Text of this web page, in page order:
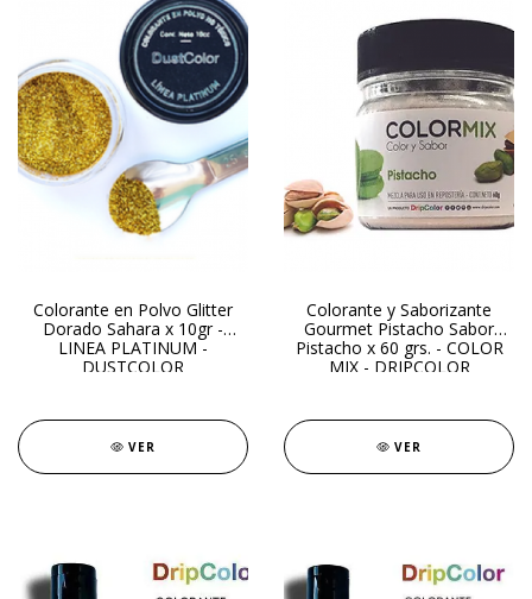
Colorante en Polvo Glitter
Dorado Sahara x 10gr -
LINEA PLATINUM -
DUSTCOLOR
VER
Colorante y Saborizante
Gourmet Pistacho Sabor
Pistacho x 60 grs. - COLOR
MIX - DRIPCOLOR
VER